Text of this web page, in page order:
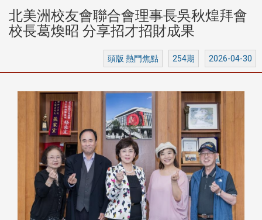
北美洲校友會聯合會理事長吳秋煌拜會
校長葛煥昭 分享招才招財成果
頭版 熱門焦點 254期 2026-04-30